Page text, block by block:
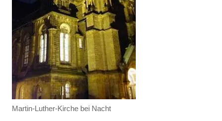
Anzeige
Anzeige
Martin-Luther-Kirche bei Nacht